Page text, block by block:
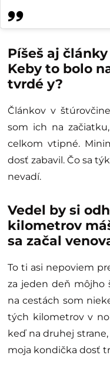
Píšeš aj
Keby to bolo
tvrdé y?
Článkov v
som ich na
celkom vtipné.
dosť zabavil. Čo sa
nevadí.
Vedel by si
kilometrov
sa začal
To ti asi nepoviem
za jeden deň môjho
na cestách som
tých kilometrov v
keď na druhej
moja kondička dosť